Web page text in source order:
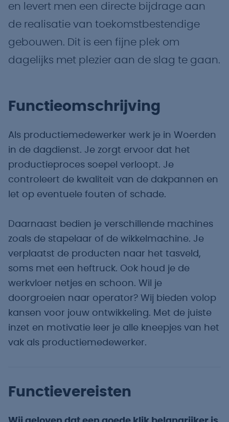
en levert men een directe bijdrage aan
de realisatie van toekomstbestendige
gebouwen. Dit is een fijne plek om
dagelijks met plezier aan de slag te gaan.
Functieomschrijving
Als productiemedewerker werk je in Woerden
in de dagdienst. Je zorgt ervoor dat het
productieproces soepel verloopt. Je
controleert de kwaliteit van de dakpannen en
let op eventuele fouten of schade.
Daarnaast bedien je verschillende machines
zoals de stapelaar of de wikkelmachine. Je
verplaatst de producten naar het tasveld,
soms met een heftruck. Ook houd je de
werkvloer netjes en schoon. Wil je
doorgroeien naar operator? Wij bieden volop
kansen voor jouw ontwikkeling. Met de juiste
inzet en motivatie leer je alle kneepjes van het
vak als productiemedewerker.
Functievereisten